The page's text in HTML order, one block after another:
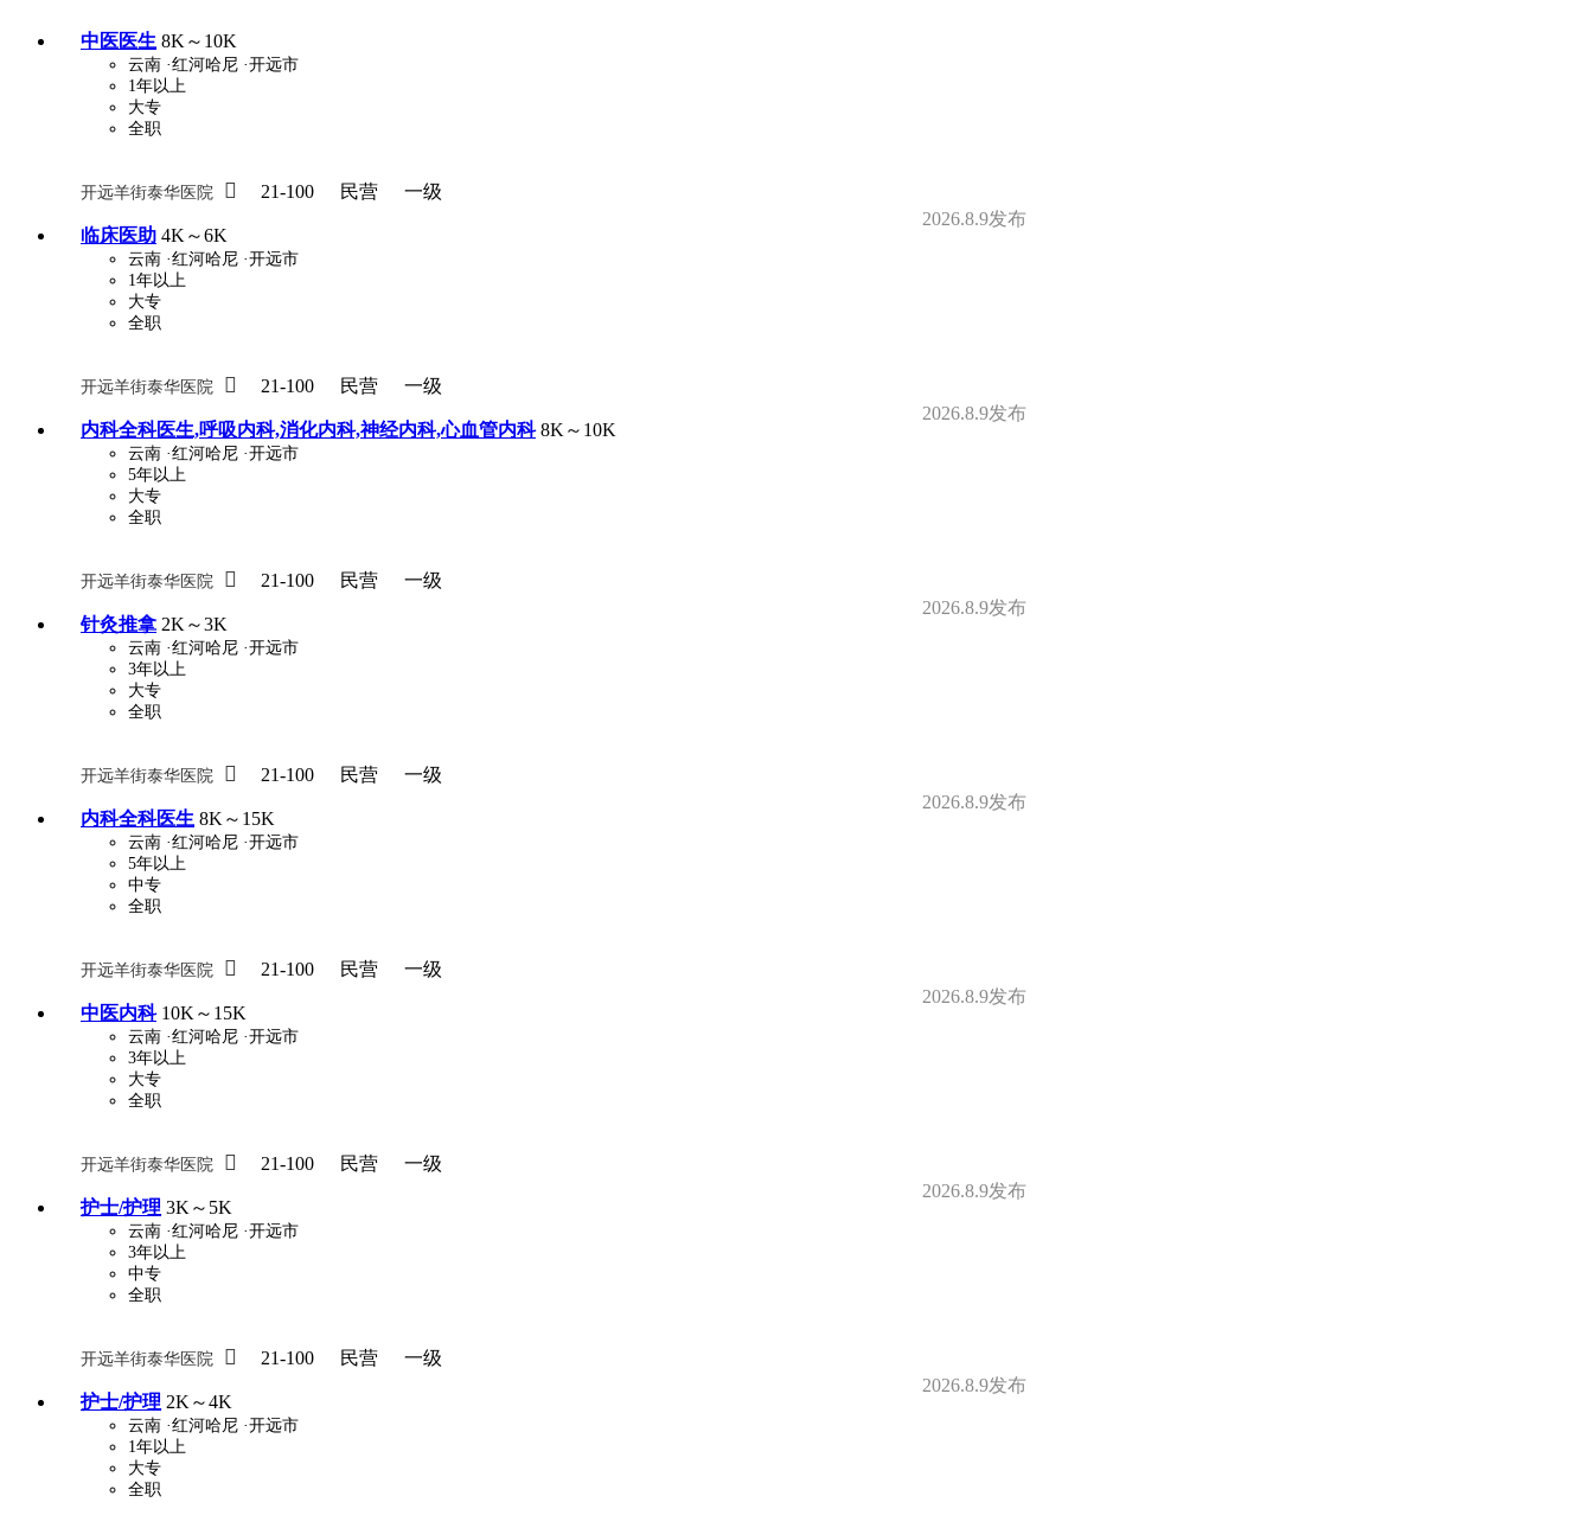
全勤奖 加班补助
法定节假日三薪
安排进修 科研启动金
关怀与福利
解决户口 事业编制
员工旅游
中医医生 8K～10K
云南 ·红河哈尼 ·开远市
1年以上
大专
全职
开远羊街泰华医院  21-100 民营
一级
2026.8.9发布
临床医助 4K～6K
云南 ·红河哈尼 ·开远市
1年以上
大专
全职
开远羊街泰华医院  21-100 民营
一级
2026.8.9发布
内科全科医生,呼吸内科,消化内科,神经内科,心血管内科 8K～10K
云南 ·红河哈尼 ·开远市
5年以上
大专
全职
开远羊街泰华医院  21-100 民营
一级
2026.8.9发布
针灸推拿 2K～3K
云南 ·红河哈尼 ·开远市
3年以上
大专
全职
开远羊街泰华医院  21-100 民营
一级
2026.8.9发布
内科全科医生 8K～15K
云南 ·红河哈尼 ·开远市
5年以上
中专
全职
开远羊街泰华医院  21-100 民营
一级
2026.8.9发布
中医内科 10K～15K
云南 ·红河哈尼 ·开远市
3年以上
大专
全职
开远羊街泰华医院  21-100 民营
一级
2026.8.9发布
护士/护理 3K～5K
云南 ·红河哈尼 ·开远市
3年以上
中专
全职
开远羊街泰华医院  21-100 民营
一级
2026.8.9发布
护士/护理 2K～4K
云南 ·红河哈尼 ·开远市
1年以上
大专
全职